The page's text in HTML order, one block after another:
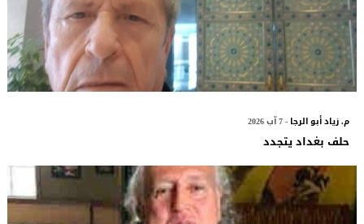
م. زياد أبو الرجا - 7 آب 2026
حلف بغداد يتجدد